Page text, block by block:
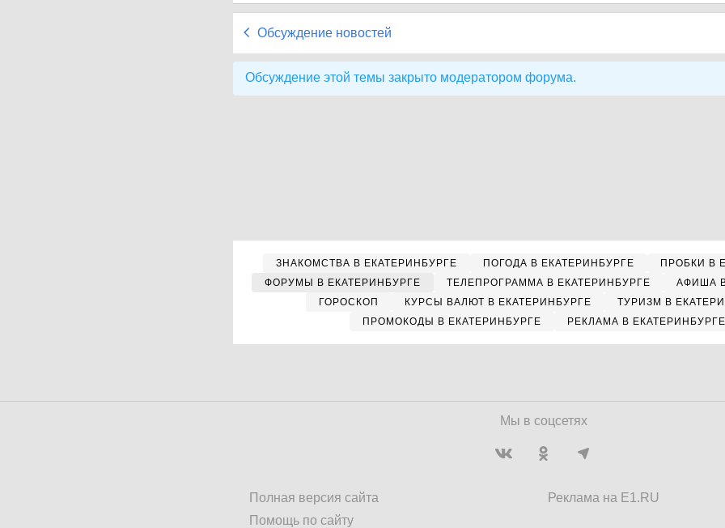
Обсуждение новостей
Обсуждение этой темы закрыто модератором форума.
ЗНАКОМСТВА В ЕКАТЕРИНБУРГЕ ПОГОДА В ЕКАТЕРИНБУРГЕ
ПРОБКИ В
ФОРУМЫ В ЕКАТЕРИНБУРГЕ
ТЕЛЕПРОГРАММА В ЕКАТЕРИНБУРГЕ
АФИША
ГОРОСКОП
КУРСЫ ВАЛЮТ В ЕКАТЕРИНБУРГЕ
ТУРИЗМ В
ПРОМОКОДЫ В ЕКАТЕРИНБУРГЕ
РЕКЛАМА В ЕКАТЕРИНБУРГЕ
Мы в соцсетях
Полная версия сайта
Помощь по сайту
Реклама на E1.RU